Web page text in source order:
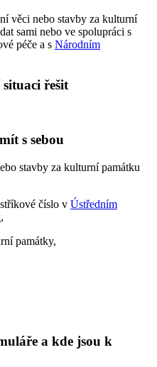
věci nebo stavby za kulturní
sami nebo ve spolupráci s
péče a s Národním
řešit
s sebou
stavby za kulturní památku
číslo v Ústředním
,
památky,
a kde jsou k